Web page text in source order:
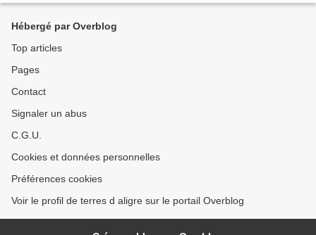
Hébergé par Overblog
Top articles
Pages
Contact
Signaler un abus
C.G.U.
Cookies et données personnelles
Préférences cookies
Voir le profil de terres d aligre sur le portail Overblog